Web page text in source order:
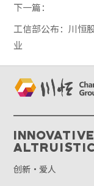
下一篇：
工信部公布：川恒
业
Innovative
创新·爱人